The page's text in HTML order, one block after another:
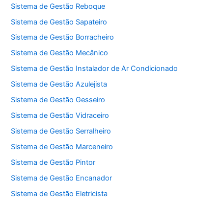
Sistema de Gestão Reboque
Sistema de Gestão Sapateiro
Sistema de Gestão Borracheiro
Sistema de Gestão Mecânico
Sistema de Gestão Instalador de Ar Condicionado
Sistema de Gestão Azulejista
Sistema de Gestão Gesseiro
Sistema de Gestão Vidraceiro
Sistema de Gestão Serralheiro
Sistema de Gestão Marceneiro
Sistema de Gestão Pintor
Sistema de Gestão Encanador
Sistema de Gestão Eletricista